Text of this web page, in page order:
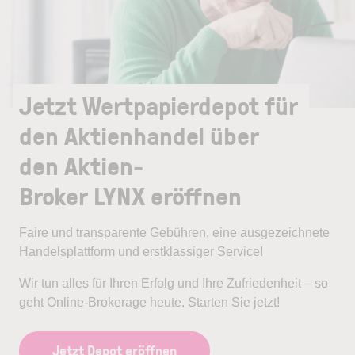
Jetzt Wertpapierdepot für
den Aktienhandel über
den Aktien-
Broker LYNX eröffnen
Faire und transparente Gebühren, eine ausgezeichnete
Handelsplattform und erstklassiger Service!
Wir tun alles für Ihren Erfolg und Ihre Zufriedenheit – so
geht Online-Brokerage heute. Starten Sie jetzt!
Jetzt Depot eröffnen